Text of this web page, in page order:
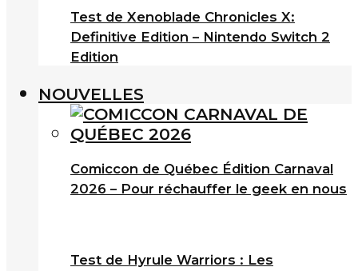
Test de Xenoblade Chronicles X:
Definitive Edition – Nintendo Switch 2
Edition
NOUVELLES
Comiccon de Québec Édition Carnaval
2026 – Pour réchauffer le geek en nous
Test de Hyrule Warriors : Les